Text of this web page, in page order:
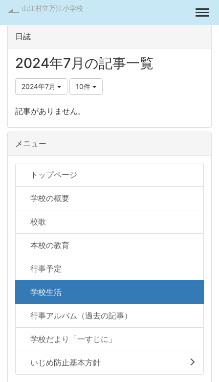
山江村立万江小学校
日誌
2024年7月の記事一覧
2024年7月 10件
記事がありません。
メニュー
トップページ
学校の概要
校歌
本校の教育
行事予定
学校生活
行事アルバム（過去の記事）
学校だより「一すじに」
いじめ防止基本方針